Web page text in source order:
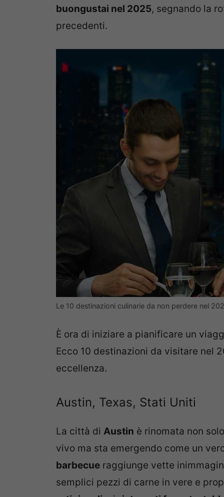
buongustai nel 2025, segnando la
precedenti.
Le 10 destinazioni culinarie da non perdere nel
È ora di iniziare a pianificare un
Ecco 10 destinazioni da visitare nel
eccellenza.
Austin, Texas, Stati Uniti
La città di Austin è rinomata non
vivo ma sta emergendo come un
barbecue raggiunge vette
semplici pezzi di carne in vere e